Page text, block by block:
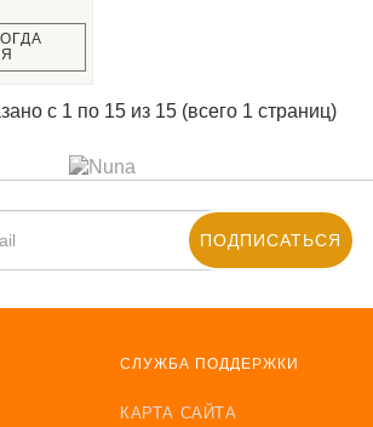
с 1 по 15 из 15 (всего 1 страниц)
ПОДПИСАТЬСЯ
СЛУЖБА ПОДДЕРЖКИ
КАРТА САЙТА